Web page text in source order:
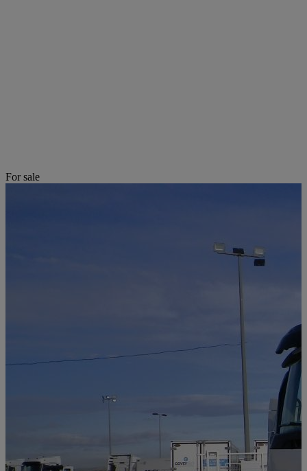
For sale